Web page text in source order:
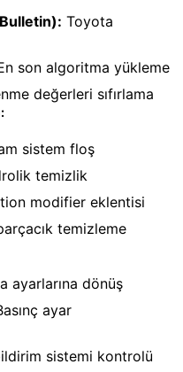
Toyota
son algoritma yükleme
değerleri sıfırlama
sistem floş
temizlik
modifier eklentisi
temizleme
ayarlarına dönüş
ayar
sistemi kontrolü